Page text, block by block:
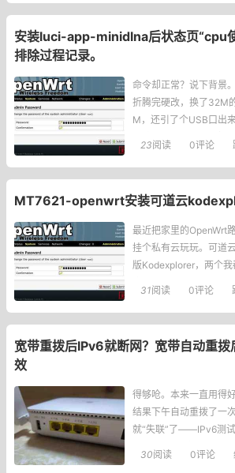
安装luci-app-minidlna后状态页“cpu使
排除过程记录。
命令却正常？说下背景
折腾完硬改，换了32M
M，还引了个USB口出
码编译的，一直跑得挺
就活络了，想着往里头
23阅读 0评论
MT7621-openwrt安装可道云
最近把家里的OpenWrt
挂个私有云玩玩。可道
版Kodexplorer，两个
r操作丝滑一点。
器这孱弱的硬件上，明
31阅读 0评论
宽带重拨后IPv6就断网？宽带自动重
效
得够呛。本来一直用得
结果下午自动重拨了一
就“失联”了——IPv6测
不开，QQ也登不上。
两个临时IPv6地址并排
30阅读 0评论